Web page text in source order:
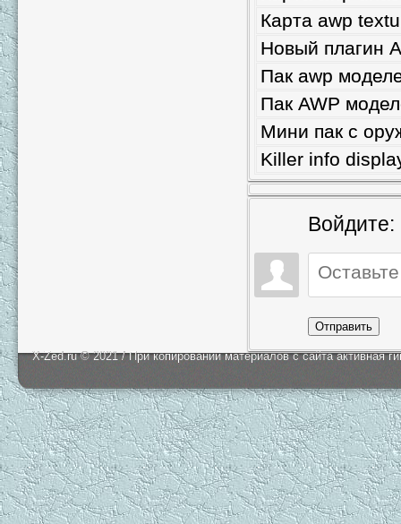
Карта awp
Новый плагин
Пак awp
Пак AWP
Мини пак с
Killer info
Войдите:
Отправить
X-Zed.ru © 2021 / При копировании материалов с сайта активная